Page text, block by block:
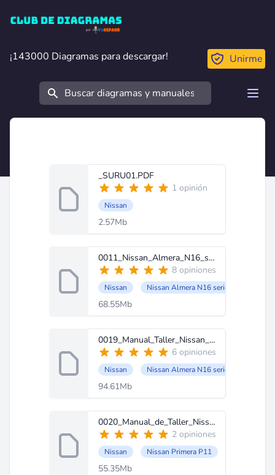
Club de Diagramas
¡143000 Diagramas para descargar!
¡143000 Diagramas para descargar! Unirme
Buscar
_SURU01.PDF
1 opinión
Nissan
2.57Mb
0011_Nissan_Almera_N16_series.zip
8 opiniones
Nissan Nissan Almera N16 series
68.55Mb
0019_Manual_Taller_Nissan_Almera_N16_series_2001.zip
6 opiniones
Nissan Nissan Almera N16 series 2001
94.61Mb
0020_Manual_de_Taller_Nissan_Primera_P11_series(2001).zip
2 opiniones
Nissan Nissan Primera P11
55.35Mb